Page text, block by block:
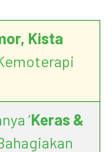
Kista
‘Keras &